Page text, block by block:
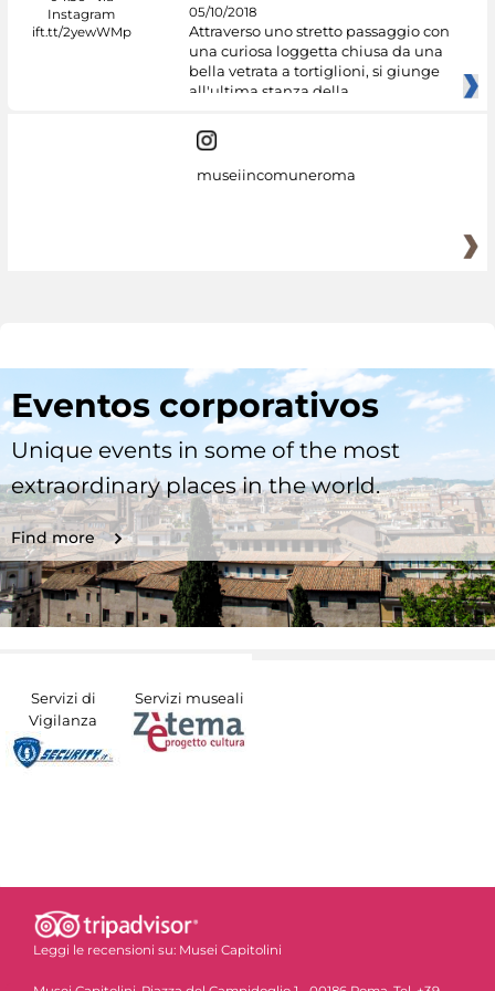
05/10/2018
Attraverso uno stretto passaggio con
una curiosa loggetta chiusa da una
bella vetrata a tortiglioni, si giunge
all'ultima stanza della
museiincomuneroma
Eventos corporativos
Unique events in some of the most
extraordinary places in the world.
Find more
Servizi di
Vigilanza
Servizi museali
Leggi le recensioni su: Musei Capitolini